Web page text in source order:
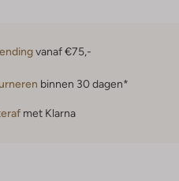
vanaf €75,-
binnen 30 dagen*
met Klarna